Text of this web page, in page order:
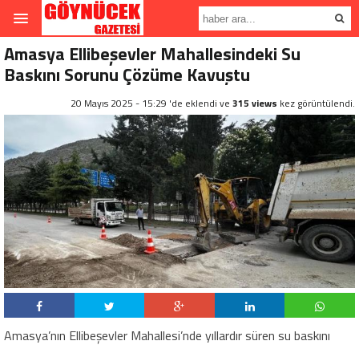
Amasya Ellibeşevler Mahallesindeki Su
Baskını Sorunu Çözüme Kavuştu
20 Mayıs 2025 - 15:29 'de eklendi ve 315 views kez görüntülendi.
Amasya’nın Ellibeşevler Mahallesi’nde yıllardır süren su baskını